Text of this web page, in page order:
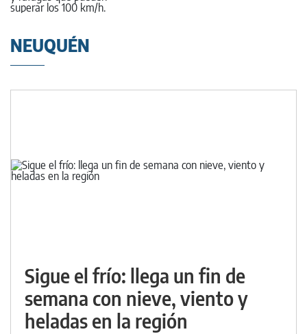
NEUQUÉN
Sigue el frío: llega un fin de
semana con nieve, viento y
heladas en la región